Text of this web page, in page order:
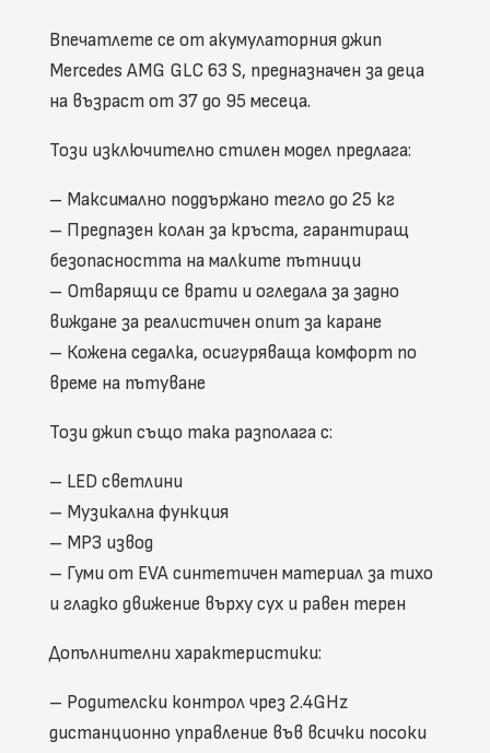
Впечатлете се от акумулаторния джип
Mercedes AMG GLC 63 S, предназначен за деца
на възраст от 37 до 95 месеца.
Този изключително стилен модел предлага:
– Максимално поддържано тегло до 25 кг
– Предпазен колан за кръста, гарантиращ
безопасността на малките пътници
– Отварящи се врати и огледала за задно
виждане за реалистичен опит за каране
– Кожена седалка, осигуряваща комфорт по
време на пътуване
Този джип също така разполага с:
– LED светлини
– Музикална функция
– MP3 извод
– Гуми от EVA синтетичен материал за тихо
и гладко движение върху сух и равен терен
Допълнителни характеристики:
– Родителски контрол чрез 2.4GHz
дистанционно управление във всички посоки